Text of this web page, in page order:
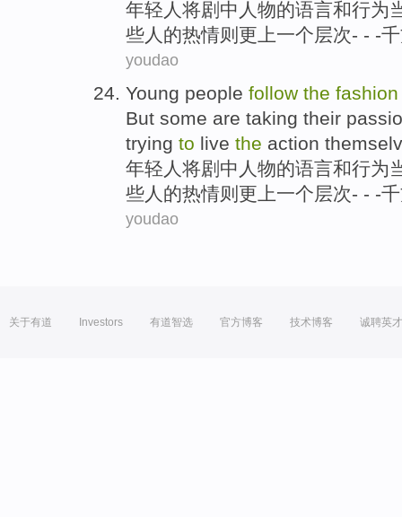
年轻人 将剧中 人物的语言和行为
些人的热情则更上一个层次- - -千
youdao
Young people follow the fashion
But some are taking their
trying to live the action
年轻人 将剧中 人物的语言和行为
些人的热情则更上一个层次- - -千
youdao
关于有道 Investors 有道智选 官方博客 技术博客 诚聘英才